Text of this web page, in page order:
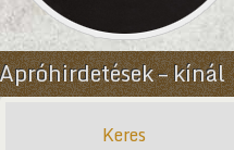
Apróhirdetések – kínál
Keres